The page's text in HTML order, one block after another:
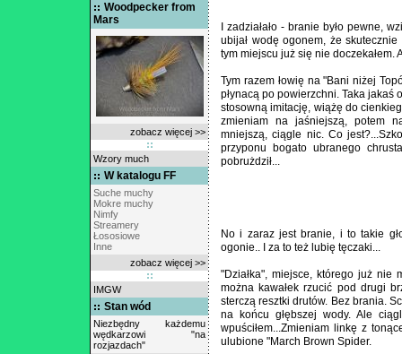
Woodpecker from
Mars
zobacz więcej >>
Wzory much
W katalogu FF
Suche muchy
Mokre muchy
Nimfy
Streamery
Łososiowe
Inne
zobacz więcej >>
IMGW
Stan wód
Niezbędny każdemu
wędkarzowi "na
rozjazdach"
I zadziałało - branie było pewne,
ubijał wodę ogonem, że
tym miejscu już się nie doczekałem.
Tym razem łowię na "Bani niżej
płynacą po powierzchni. Taka jakaś
stosowną imitację, wiążę do
zmieniam na jaśniejszą, potem
mniejszą, ciągle nic. Co
przyponu bogato ubranego
pobrużdził...
No i zaraz jest branie, i to takie
ogonie.. I za to też lubię tęczaki...
"Działka", miejsce, którego już nie
można kawałek rzucić pod drugi
sterczą resztki drutów. Bez brania.
na końcu głębszej wody. Ale
wpuściłem...Zmieniam linkę z
ulubione "March Brown Spider.